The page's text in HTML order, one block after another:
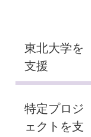
東北大学を
支援
特定プロジ
ェクトを支